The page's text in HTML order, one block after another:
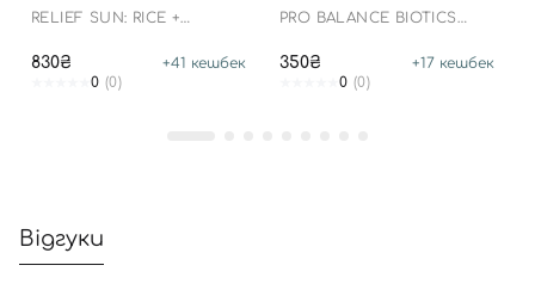
RELIEF SUN: RICE +
830₴ +41 кешбек
0 (0)
PRO BALANCE BIOTICS
350₴ +17 кешбек
0 (0)
Відгуки